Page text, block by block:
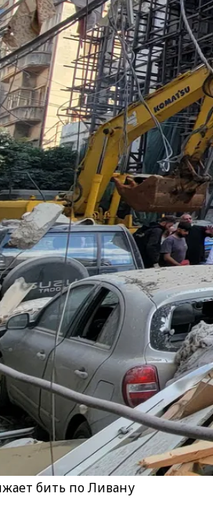
бить по Ливану